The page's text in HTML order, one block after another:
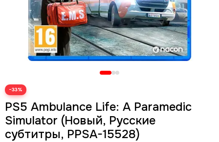
−33%
PS5 Ambulance Life: A Paramedic
Simulator (Новый, Русские
субтитры, PPSA-15528)